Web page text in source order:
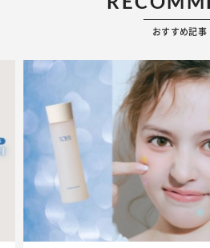
おすすめ記事